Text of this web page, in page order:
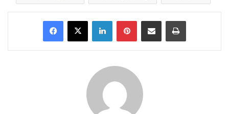
Facebook
X LinkedInPinterestShare via Email Print